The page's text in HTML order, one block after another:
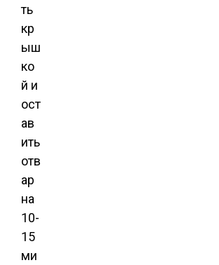
ть
кр
ыш
ко
й и
ост
ав
ить
отв
ар
на
10-
15
ми